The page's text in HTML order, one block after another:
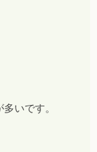
いです。